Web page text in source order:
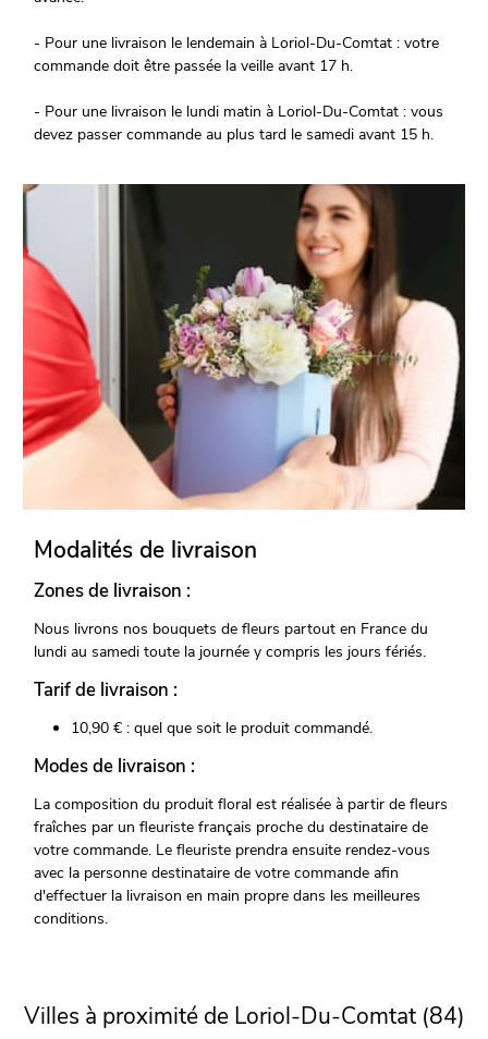
- Pour une livraison le lendemain à Loriol-Du-Comtat : votre
commande doit être passée la veille avant 17 h.
- Pour une livraison le lundi matin à Loriol-Du-Comtat : vous
devez passer commande au plus tard le samedi avant 15 h.
Modalités de livraison
Zones de livraison :
Nous livrons nos bouquets de fleurs partout en France du
lundi au samedi toute la journée y compris les jours fériés.
Tarif de livraison :
10,90 € : quel que soit le produit commandé.
Modes de livraison :
La composition du produit floral est réalisée à partir de fleurs
fraîches par un fleuriste français proche du destinataire de
votre commande. Le fleuriste prendra ensuite rendez-vous
avec la personne destinataire de votre commande afin
d'effectuer la livraison en main propre dans les meilleures
conditions.
Villes à proximité de Loriol-Du-Comtat (84)